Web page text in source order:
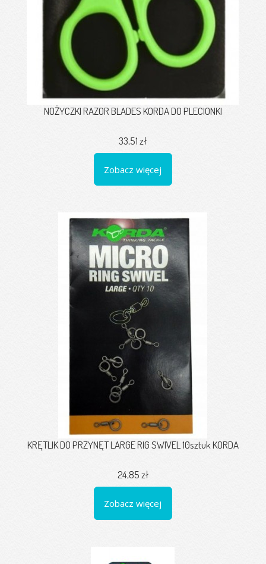
NOŻYCZKI RAZOR BLADES KORDA DO PLECIONKI
33,51 zł
Zobacz więcej
KRĘTLIK DO PRZYNĘT LARGE RIG SWIVEL 10sztuk KORDA
24,85 zł
Zobacz więcej